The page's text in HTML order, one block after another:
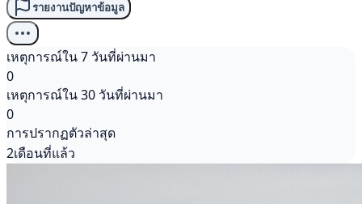
รายงานปัญหาข้อมูล
เหตุการณ์ใน 7 วันที่ผ่านมา
0
เหตุการณ์ใน 30 วันที่ผ่านมา
0
การปรากฏตัวล่าสุด
2เดือนที่แล้ว